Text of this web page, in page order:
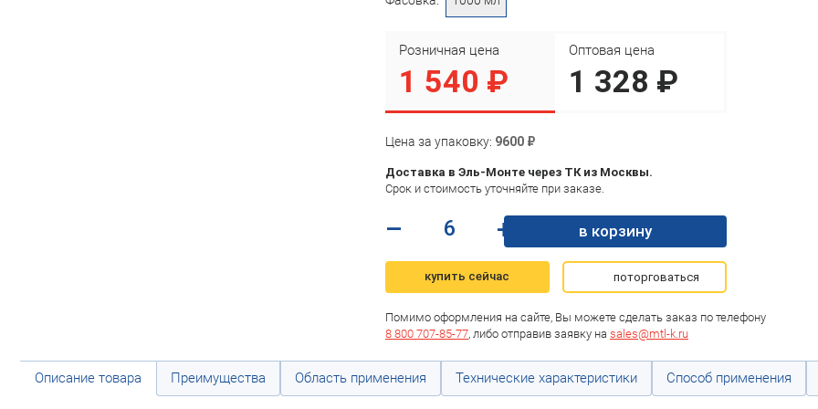
Розничная цена
1 540 ₽
Оптовая цена
1 328 ₽
Цена за упаковку: 9600 ₽
Доставка в Эль-Монте через ТК из Москвы.
Срок и стоимость уточняйте при заказе.
– + в корзину
купить сейчас поторговаться
Помимо оформления на сайте, Вы можете сделать заказ по телефону
8 800 707-85-77, либо отправив заявку на sales@mtl-k.ru
Описание товара Преимущества Область применения Технические характеристики Способ применения